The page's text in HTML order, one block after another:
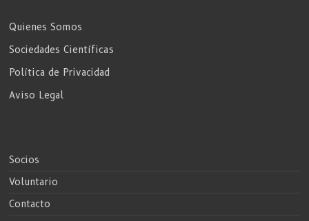
Quienes Somos
Sociedades Científicas
Política de Privacidad
Aviso Legal
Socios
Voluntario
Contacto